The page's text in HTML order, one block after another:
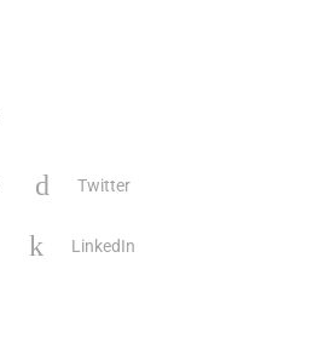
Twitter
LinkedIn